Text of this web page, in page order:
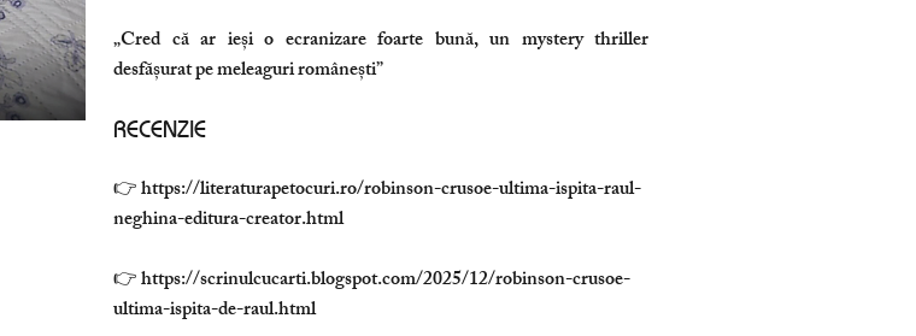
„Cred că ar ieși o ecranizare foarte bună, un mystery thriller
desfășurat pe meleaguri românești”
RECENZIE
👉https://literaturapetocuri.ro/robinson-crusoe-ultima-ispita-raul-
neghina-editura-creator.html
👉https://scrinulcucarti.blogspot.com/2025/12/robinson-crusoe-
ultima-ispita-de-raul.html